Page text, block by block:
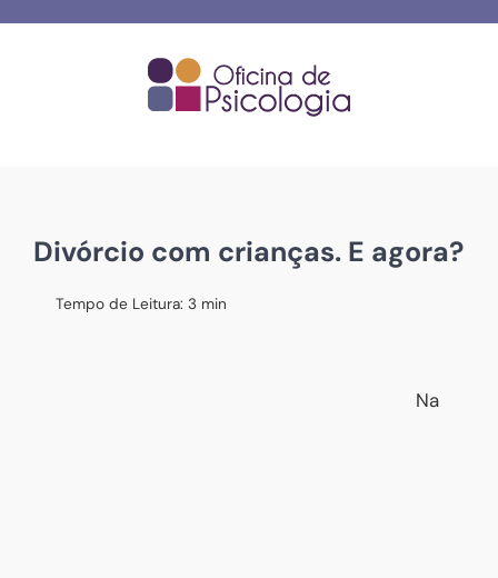
Divórcio com crianças. E agora?
Tempo de Leitura: 3 min
Na